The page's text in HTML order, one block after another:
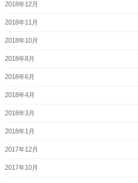
2018年12月
2018年11月
2018年10月
2018年8月
2018年6月
2018年4月
2018年3月
2018年1月
2017年12月
2017年10月